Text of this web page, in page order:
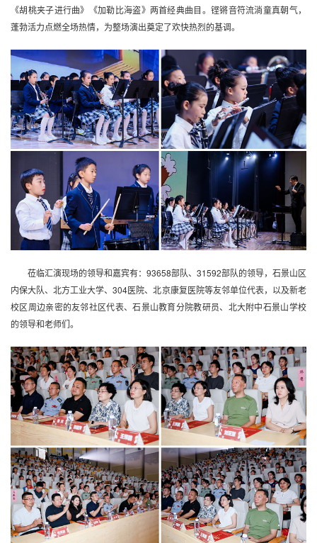
《胡桃夹子进行曲》《加勒比海盗》两首经典曲目。铿锵音符流淌童真朝气，
蓬勃活力点燃全场热情，为整场演出奠定了欢快热烈的基调。
莅临汇演现场的领导和嘉宾有：93658部队、31592部队的领导，石景山区
内保大队、北方工业大学、304医院、北京康复医院等友邻单位代表，以及新老
校区周边亲密的友邻社区代表、石景山教育分院教研员、北大附中石景山学校
的领导和老师们。